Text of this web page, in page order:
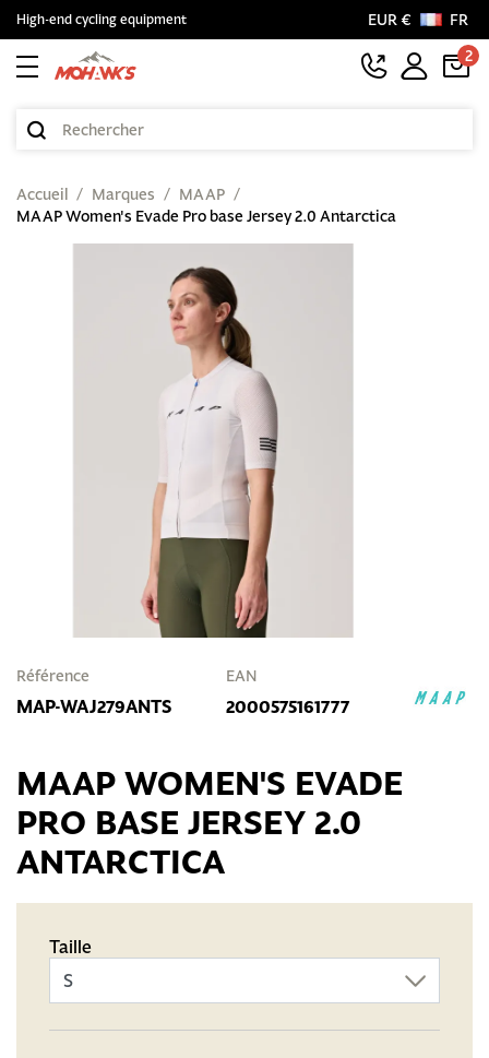
High-end cycling equipment EUR €
FR
2
Accueil Marques
MAAP
MAAP Women's Evade Pro base Jersey 2.0 Antarctica
Référence
MAP-WAJ279ANTS
EAN
2000575161777
MAAP WOMEN'S EVADE
PRO BASE JERSEY 2.0
ANTARCTICA
Taille